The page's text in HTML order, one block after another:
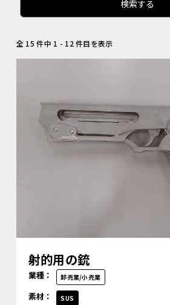
検索する
全 15 件中 1 - 12 件目を表示
射的用の銃
業種： 卸売業/小売業
素材： SUS